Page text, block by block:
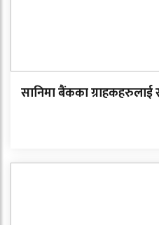
सानिमा बैंकका